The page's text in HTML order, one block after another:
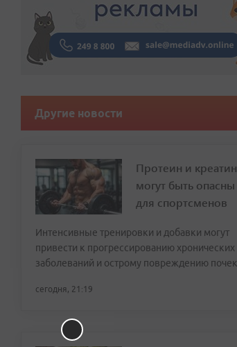
Другие новости
Протеин и креатин
могут быть опасны
для спортсменов
Интенсивные тренировки и добавки могут
привести к прогрессированию хронических
заболеваний и острому повреждению почек
сегодня, 21:19